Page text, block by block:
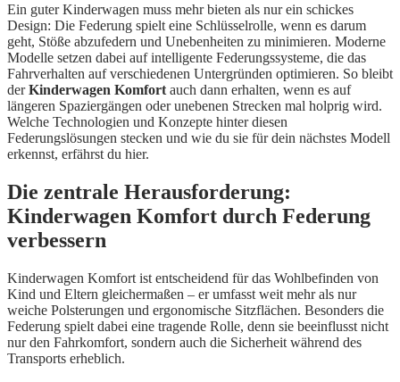
Ein guter Kinderwagen muss mehr bieten als nur ein schickes
Design: Die Federung spielt eine Schlüsselrolle, wenn es darum
geht, Stöße abzufedern und Unebenheiten zu minimieren. Moderne
Modelle setzen dabei auf intelligente Federungssysteme, die das
Fahrverhalten auf verschiedenen Untergründen optimieren. So bleibt
derKinderwagen Komfort auch dann erhalten, wenn es auf
längeren Spaziergängen oder unebenen Strecken mal holprig wird.
Welche Technologien und Konzepte hinter diesen
Federungslösungen stecken und wie du sie für dein nächstes Modell
erkennst, erfährst du hier.
Die zentrale Herausforderung:
Kinderwagen Komfort durch Federung
verbessern
Kinderwagen Komfort ist entscheidend für das Wohlbefinden von
Kind und Eltern gleichermaßen – er umfasst weit mehr als nur
weiche Polsterungen und ergonomische Sitzflächen. Besonders die
Federung spielt dabei eine tragende Rolle, denn sie beeinflusst nicht
nur den Fahrkomfort, sondern auch die Sicherheit während des
Transports erheblich.